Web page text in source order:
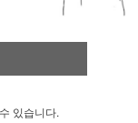
있습니다.